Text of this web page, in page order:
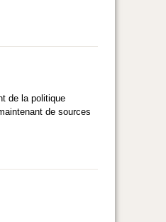
de la politique
de sources